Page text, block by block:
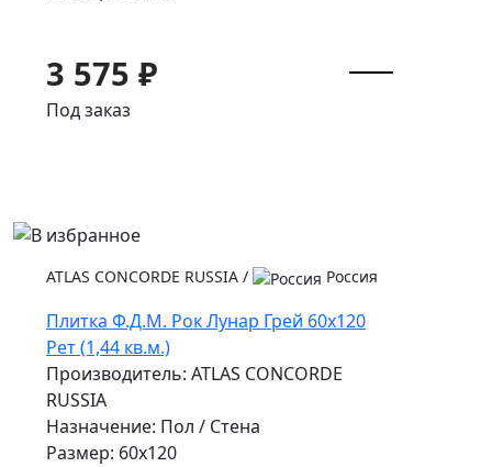
3 575 ₽
Под заказ
ATLAS CONCORDE RUSSIA / Россия
Плитка Ф.Д.М. Pок Лунар Грей 60x120
Рет (1,44 кв.м.)
Производитель: ATLAS CONCORDE
RUSSIA
Назначение: Пол / Стена
Размер: 60x120